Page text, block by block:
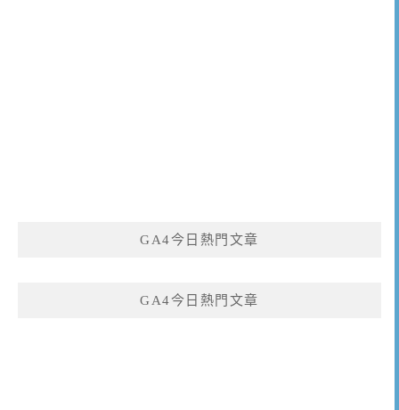
GA4今日熱門文章
GA4今日熱門文章